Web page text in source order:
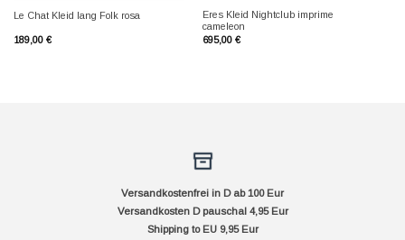
Le Chat Kleid lang Folk rosa
189,00 €
Eres Kleid Nightclub imprime
cameleon
695,00 €
Versandkostenfrei in D ab 100 Eur
Versandkosten D pauschal 4,95 Eur
Shipping to EU 9,95 Eur